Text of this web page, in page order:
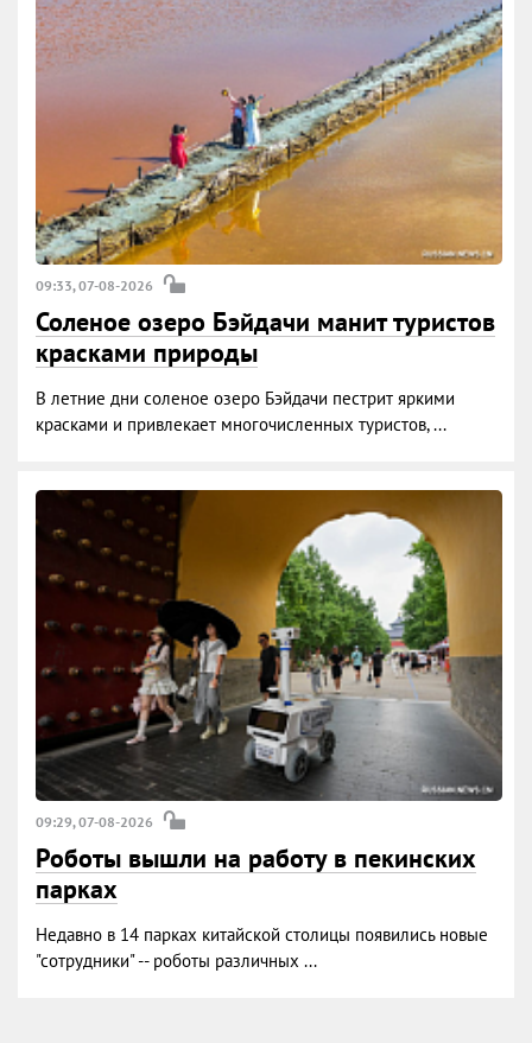
09:33, 07-08-2026
Соленое озеро Бэйдачи манит туристов
красками природы
В летние дни соленое озеро Бэйдачи пестрит яркими
красками и привлекает многочисленных туристов, ...
09:29, 07-08-2026
Роботы вышли на работу в пекинских
парках
Недавно в 14 парках китайской столицы появились новые
"сотрудники" -- роботы различных ...